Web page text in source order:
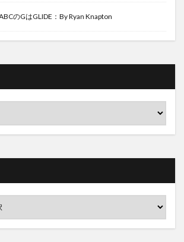
のGはGLIDE：By Ryan Knapton